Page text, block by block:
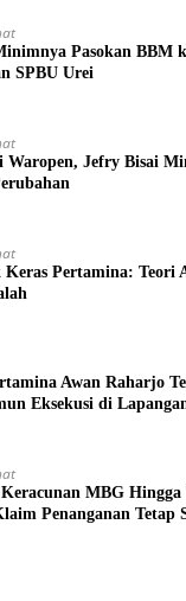
Pasokan BBM
SPBU Urei
Waropen, Jefry Bisai
Pertamina: Teori
Awan Raharjo
Eksekusi di
MBG Hingga
Penanganan Tetap